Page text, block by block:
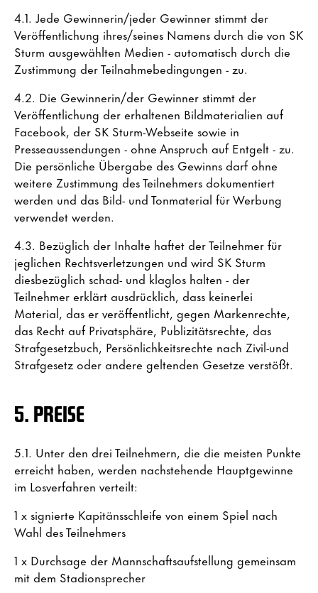
4.1. Jede Gewinnerin/jeder Gewinner stimmt der
Veröffentlichung ihres/seines Namens durch die von SK
Sturm ausgewählten Medien - automatisch durch die
Zustimmung der Teilnahmebedingungen - zu.
4.2. Die Gewinnerin/der Gewinner stimmt der
Veröffentlichung der erhaltenen Bildmaterialien auf
Facebook, der SK Sturm-Webseite sowie in
Presseaussendungen - ohne Anspruch auf Entgelt - zu.
Die persönliche Übergabe des Gewinns darf ohne
weitere Zustimmung des Teilnehmers dokumentiert
werden und das Bild- und Tonmaterial für Werbung
verwendet werden.
4.3. Bezüglich der Inhalte haftet der Teilnehmer für
jeglichen Rechtsverletzungen und wird SK Sturm
diesbezüglich schad- und klaglos halten - der
Teilnehmer erklärt ausdrücklich, dass keinerlei
Material, das er veröffentlicht, gegen Markenrechte,
das Recht auf Privatsphäre, Publizitätsrechte, das
Strafgesetzbuch, Persönlichkeitsrechte nach Zivil-und
Strafgesetz oder andere geltenden Gesetze verstößt.
5. PREISE
5.1. Unter den drei Teilnehmern, die die meisten Punkte
erreicht haben, werden nachstehende Hauptgewinne
im Losverfahren verteilt:
1 x signierte Kapitänsschleife von einem Spiel nach
Wahl des Teilnehmers
1 x Durchsage der Mannschaftsaufstellung gemeinsam
mit dem Stadionsprecher